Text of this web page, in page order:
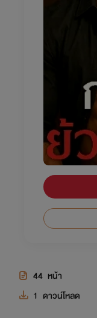
44 หน้า
1 ดาวน์โหลด